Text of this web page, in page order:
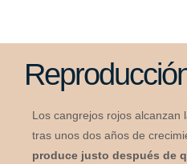
Los cangrejos rojos alcanzan
tras unos dos años de
produce justo después de